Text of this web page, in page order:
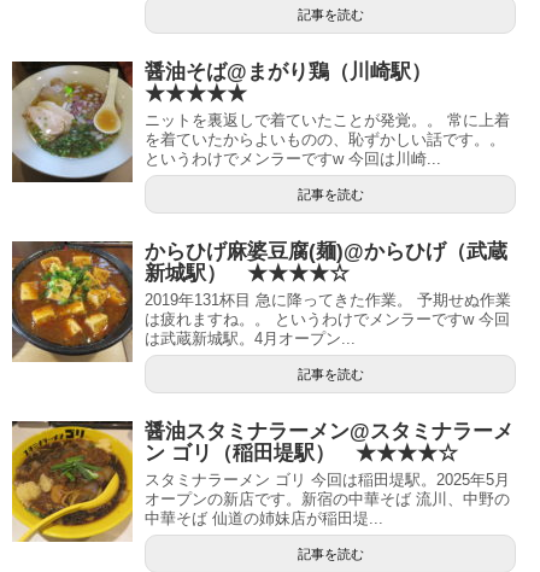
記事を読む
醤油そば@まがり鶏（川崎駅）
★★★★★
ニットを裏返しで着ていたことが発覚。。 常に上着
を着ていたからよいものの、恥ずかしい話です。。
というわけでメンラーですw 今回は川崎...
記事を読む
からひげ麻婆豆腐(麺)@からひげ（武蔵
新城駅） ★★★★☆
2019年131杯目 急に降ってきた作業。 予期せぬ作業
は疲れますね。。 というわけでメンラーですw 今回
は武蔵新城駅。4月オープン...
記事を読む
醤油スタミナラーメン@スタミナラーメ
ン ゴリ（稲田堤駅） ★★★★☆
スタミナラーメン ゴリ 今回は稲田堤駅。2025年5月
オープンの新店です。新宿の中華そば 流川、中野の
中華そば 仙道の姉妹店が稲田堤...
記事を読む